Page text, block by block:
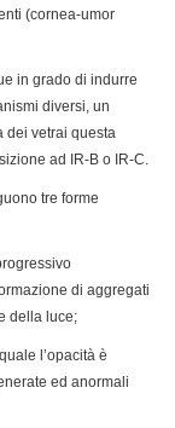
(cornea-umor
in grado di indurre
diversi, un
dei vetrai questa
ad IR-B o IR-C.
tre forme
di aggregati
della luce;
l’opacità è
ed anormali